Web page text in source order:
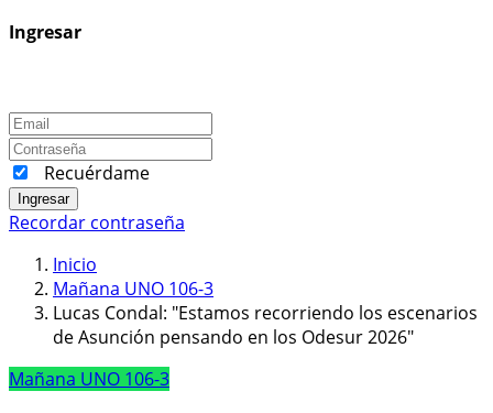
Ingresar
Recuérdame
Ingresar
Recordar contraseña
Inicio
Mañana UNO 106-3
Lucas Condal: "Estamos recorriendo los escenarios
de Asunción pensando en los Odesur 2026"
Mañana UNO 106-3